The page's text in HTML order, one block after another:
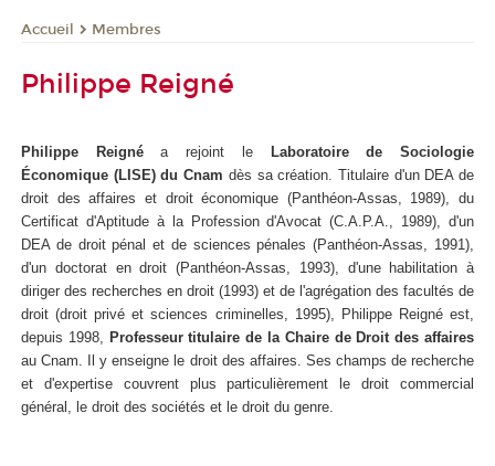
Accueil Membres
Philippe Reigné
Philippe Reignéa rejoint le Laboratoire de Sociologie
Économique (LISE) du Cnam dès sa création. Titulaire d'un DEA de
droit des affaires et droit économique (Panthéon-Assas, 1989), du
Certificat d'Aptitude à la Profession d'Avocat (C.A.P.A., 1989), d'un
DEA de droit pénal et de sciences pénales (Panthéon-Assas, 1991),
d'un doctorat en droit (Panthéon-Assas, 1993), d'une habilitation à
diriger des recherches en droit (1993) et de l'agrégation des facultés de
droit (droit privé et sciences criminelles, 1995), Philippe Reigné est,
depuis 1998, Professeur titulaire de la Chaire de Droit des affaires
au Cnam. Il y enseigne le droit des affaires. Ses champs de recherche
et d'expertise couvrent plus particulièrement le droit commercial
général, le droit des sociétés et le droit du genre.